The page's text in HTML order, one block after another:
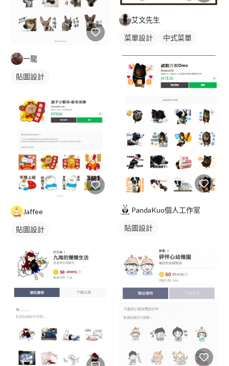
一龍
貼圖設計
Jaffee
貼圖設計
艾文先生
菜單設計
中式菜單
PandaKuo個人工作室
貼圖設計